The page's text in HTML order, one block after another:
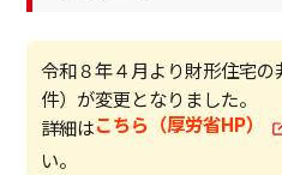
ビジネスサポートプログラム
スミセイ法人クラブ
令和８年４月より財形住宅
件）が変更となりました。
詳細はこちら（厚労省HP）
い。